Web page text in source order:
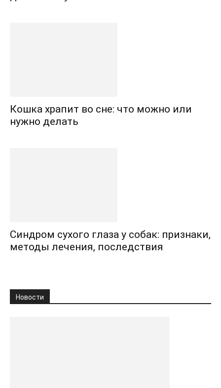
Кошка храпит во сне: что можно или
нужно делать
Синдром сухого глаза у собак: признаки,
методы лечения, последствия
Новости